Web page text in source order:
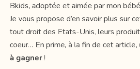
Bkids, adoptée et aimée par mon
Je vous propose d’en savoir plus sur
tout droit des Etats-Unis, leurs
coeur… En prime, à la fin de cet article,
à gagner!